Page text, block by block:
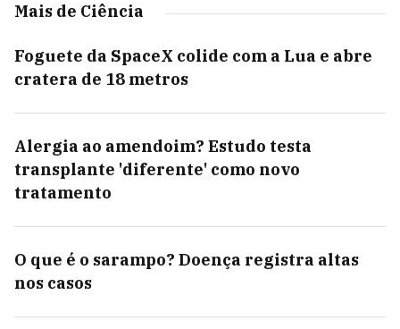
Mais de Ciência
Foguete da SpaceX colide com a Lua e abre
cratera de 18 metros
Alergia ao amendoim? Estudo testa
transplante 'diferente' como novo
tratamento
O que é o sarampo? Doença registra altas
nos casos